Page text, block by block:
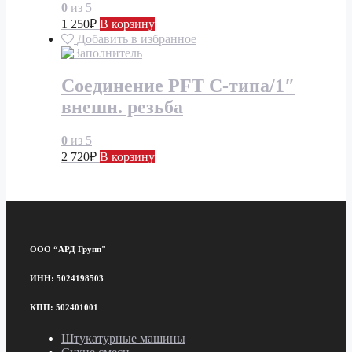
0 из 5
1 250₽ В корзину
Добавить в избранное
Соединение PFT C-типа/1″
внешн. резьба
0 из 5
2 720₽ В корзину
ООО “АРД Групп"
ИНН: 5024198503
КПП: 502401001
Штукатурные машины